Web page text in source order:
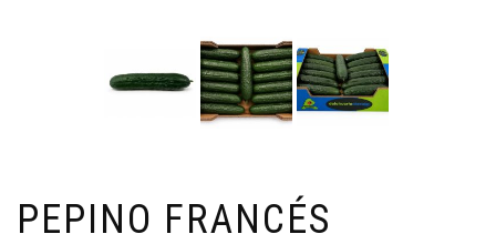
PEPINO FRANCÉS